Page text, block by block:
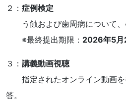
２： 症例検定
う蝕および歯周病について、
※最終提出期限： 2026年5月
３： 講義動画視聴
指定されたオンライン動画を
答。